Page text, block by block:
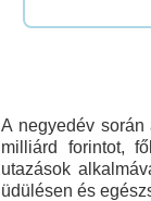
A negyedév során
milliárd forintot,
utazások
üdülésen és